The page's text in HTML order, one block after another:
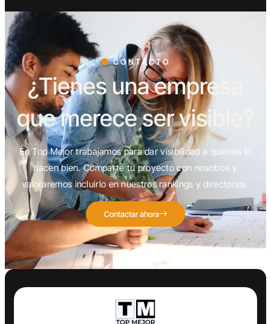
CONTACTO
¿Tienes una empresa
que merece ser visible?
En Top Mejor trabajamos para dar visibilidad a quienes lo
hacen bien. Comparte tu proyecto con nosotros y
valoraremos incluirlo en nuestros rankings y directorios.
Contactar ahora